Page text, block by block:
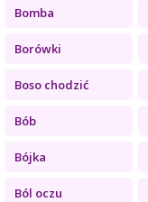
Bomba
Borówki
Boso chodzić
Bób
Bójka
Ból oczu